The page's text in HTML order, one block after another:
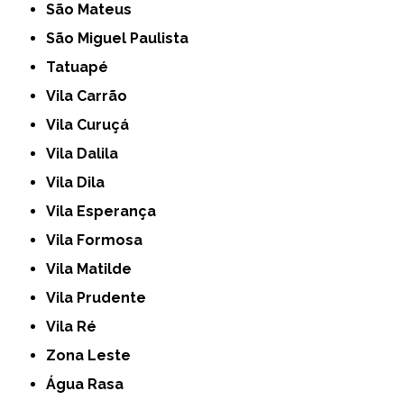
São Mateus
São Miguel Paulista
Tatuapé
Vila Carrão
Vila Curuçá
Vila Dalila
Vila Dila
Vila Esperança
Vila Formosa
Vila Matilde
Vila Prudente
Vila Ré
Zona Leste
Água Rasa